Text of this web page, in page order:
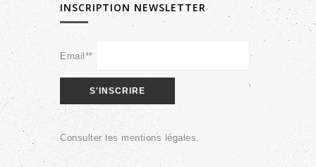
INSCRIPTION NEWSLETTER
Email**
Consulter lesmentions légales.